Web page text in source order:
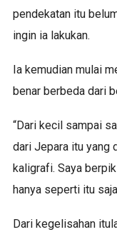
pendekatan itu
ingin ia lakukan.
Ia kemudian mulai
benar berbeda dari
“Dari kecil sampai
dari Jepara itu yang
kaligrafi. Saya
hanya seperti itu
Dari kegelisahan